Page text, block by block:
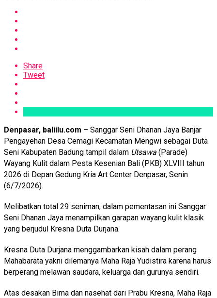
Share
Tweet
Denpasar, baliilu.com – Sanggar Seni Dhanan Jaya Banjar
Pengayehan Desa Cemagi Kecamatan Mengwi sebagai Duta
Seni Kabupaten Badung tampil dalam Utsawa (Parade)
Wayang Kulit dalam Pesta Kesenian Bali (PKB) XLVIII tahun
2026 di Depan Gedung Kria Art Center Denpasar, Senin
(6/7/2026).
Melibatkan total 29 seniman, dalam pementasan ini Sanggar
Seni Dhanan Jaya menampilkan garapan wayang kulit klasik
yang berjudul Kresna Duta Durjana.
Kresna Duta Durjana menggambarkan kisah dalam perang
Mahabarata yakni dilemanya Maha Raja Yudistira karena harus
berperang melawan saudara, keluarga dan gurunya sendiri.
Atas desakan Bima dan nasehat dari Prabu Kresna, Maha Raja